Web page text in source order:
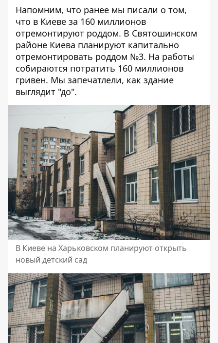
Напомним, что ранее мы писали о том,
что в Киеве за 160 миллионов
отремонтируют роддом. В Святошинском
районе Киева планируют капитально
отремонтировать роддом №3. На работы
собираются потратить 160 миллионов
гривен. Мы запечатлели, как здание
выглядит "до".
В Киеве на Харьковском планируют открыть
новый детский сад